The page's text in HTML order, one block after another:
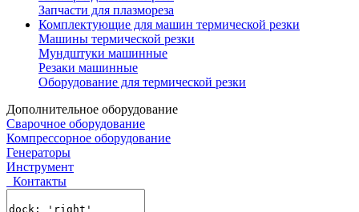
Запчасти для плазмореза
Комплектующие для машин термической резки
Машины термической резки
Мундштуки машинные
Резаки машинные
Оборудование для термической резки
Дополнительное оборудование
Сварочное оборудование
Компрессорное оборудование
Генераторы
Инструмент
Контакты